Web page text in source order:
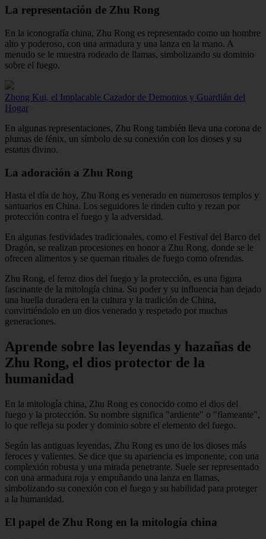
La representación de Zhu Rong
En la iconografía china, Zhu Rong es representado como un hombre
alto y poderoso, con una armadura y una lanza en la mano. A
menudo se le muestra rodeado de llamas, simbolizando su dominio
sobre el fuego.
Zhong Kui, el Implacable Cazador de Demonios y Guardián del
Hogar
En algunas representaciones, Zhu Rong también lleva una corona de
plumas de fénix, un símbolo de su conexión con los dioses y su
estatus divino.
La adoración a Zhu Rong
Hasta el día de hoy, Zhu Rong es venerado en numerosos templos y
santuarios en China. Los seguidores le rinden culto y rezan por
protección contra el fuego y la adversidad.
En algunas festividades tradicionales, como el Festival del Barco del
Dragón, se realizan procesiones en honor a Zhu Rong, donde se le
ofrecen alimentos y se queman rituales de fuego como ofrendas.
Zhu Rong, el feroz dios del fuego y la protección, es una figura
fascinante de la mitología china. Su poder y su influencia han dejado
una huella duradera en la cultura y la tradición de China,
convirtiéndolo en un dios venerado y respetado por muchas
generaciones.
Aprende sobre las leyendas y hazañas de
Zhu Rong, el dios protector de la
humanidad
En la mitología china, Zhu Rong es conocido como el dios del
fuego y la protección. Su nombre significa "ardiente" o "flameante",
lo que refleja su poder y dominio sobre el elemento del fuego.
Según las antiguas leyendas, Zhu Rong es uno de los dioses más
feroces y valientes. Se dice que su apariencia es imponente, con una
complexión robusta y una mirada penetrante. Suele ser representado
con una armadura roja y empuñando una lanza en llamas,
simbolizando su conexión con el fuego y su habilidad para proteger
a la humanidad.
El papel de Zhu Rong en la mitología china